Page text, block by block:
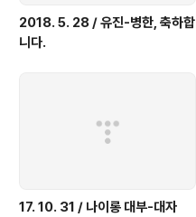
2018. 5. 28 / 유진-병한, 축하합
니다.
17. 10. 31 / 나이롱 대부-대자